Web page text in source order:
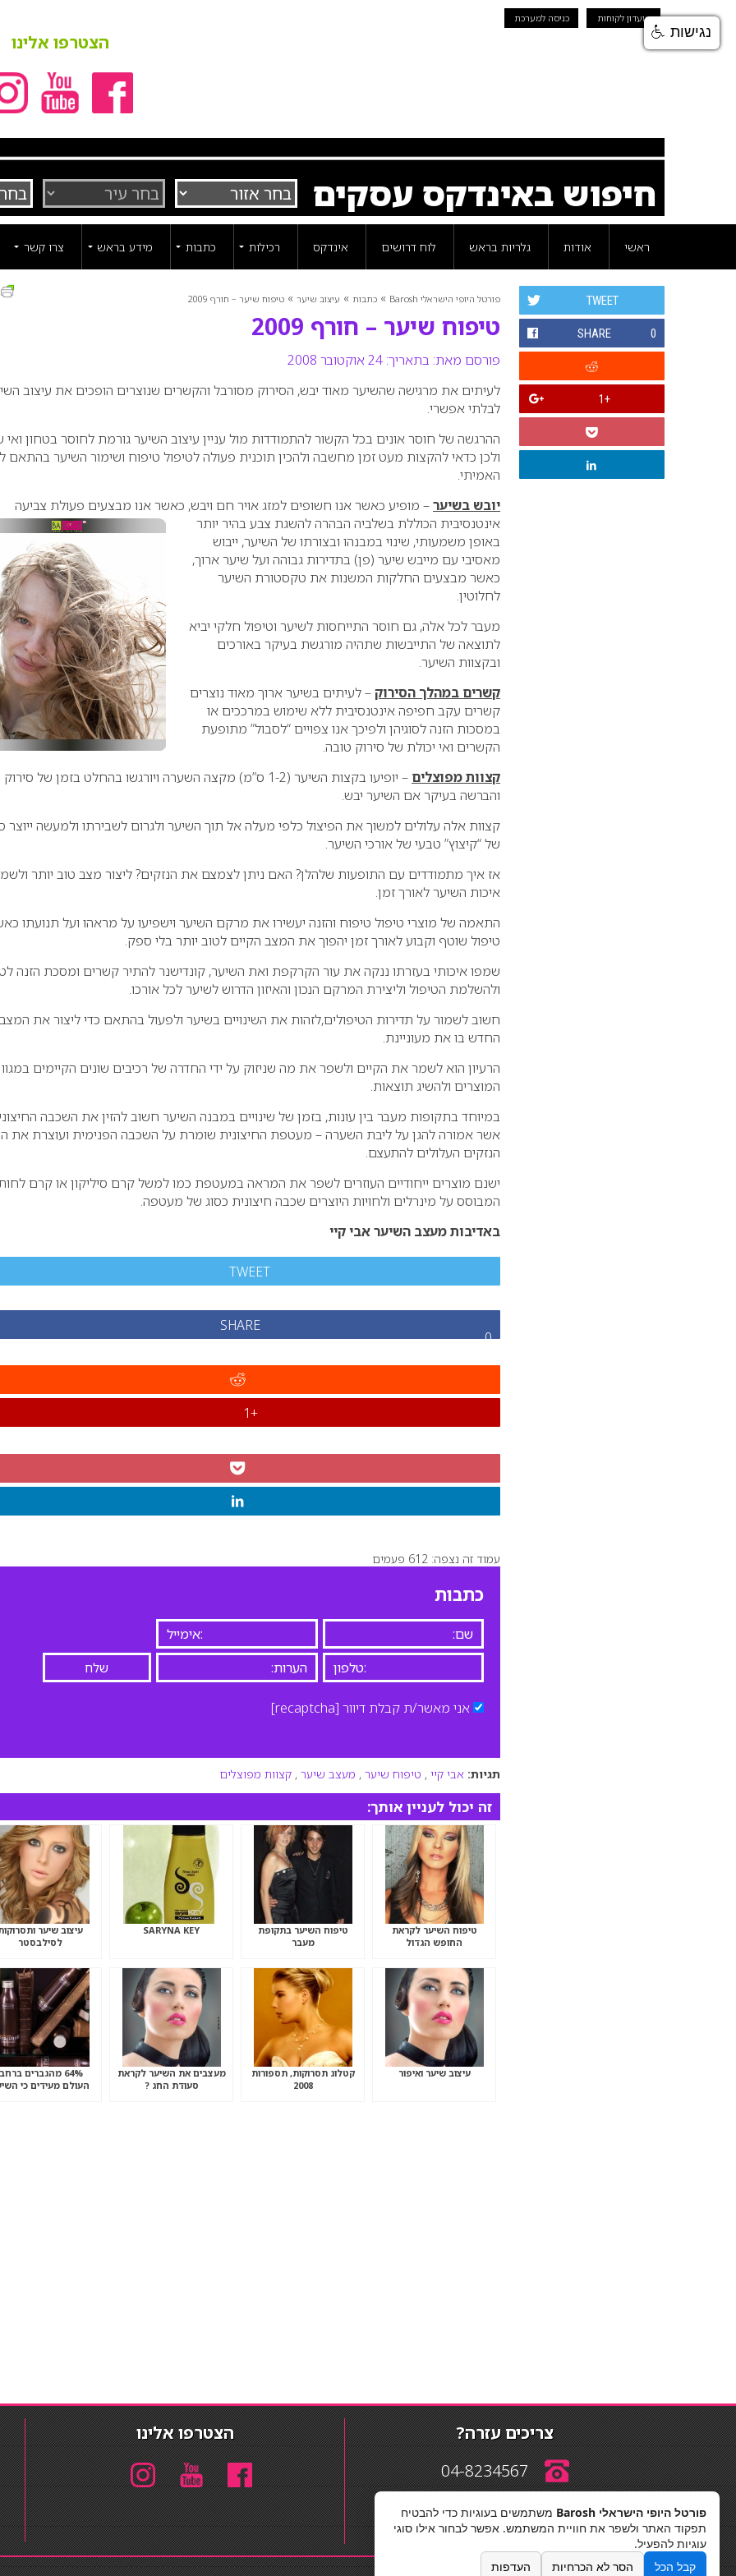
מועדון לקוחות כניסה למערכת
הצטרפו אלינו
חיפוש באינדקס עסקים
ראשי אודות גלריות בראש לוח דרושים אינדקס רכילות כתבות מידע בראש צרו קשר
פורטל היופי הישראלי Barosh » כתבות » עיצוב שיער » טיפוח שיער – חורף 2009
טיפוח שיער – חורף 2009
פורסם מאת: בתאריך: 24 אוקטובר 2008
TWEET
SHARE 0
+1
לעיתים את מרגישה שהשיער מאוד יבש, הסירוק מסורבל והקשרים שנוצרים הופכים את עיצוב
לבלתי אפשרי.
ההרגשה של חוסר אונים בכל הקשור להתמודדות מול עניין עיצוב השיער גורמת לחוסר בטחון
ולכן כדאי להקצות מעט זמן מחשבה ולהכין תוכנית פעולה לטיפול טיפוח ושימור השיער בהתאם
האמיתי.
יובש בשיער– מופיע כאשר אנו חשופים למזג אויר חם ויבש, כאשר אנו מבצעים פעולת צביעה
אינטנסיבית הכוללת בשלביה הבהרה להשגת צבע בהיר יותר
באופן משמעותי, שינוי במבנהו ובצורתו של השיער, ייבוש
מאסיבי עם מייבש שיער (פן) בתדירות גבוהה ועל שיער ארוך,
כאשר מבצעים החלקות המשנות את טקסטורת השיער
לחלוטין.
מעבר לכל אלה, גם חוסר התייחסות לשיער וטיפול חלקי יביא
לתוצאה של התייבשות שתהיה מורגשת בעיקר באורכים
ובקצוות השיער.
קשרים במהלך הסירוק– לעיתים בשיער ארוך מאוד נוצרים
קשרים עקב חפיפה אינטנסיבית ללא שימוש במרככים או
במסכות הזנה לסוגיהן ולפיכך אנו צפויים “לסבול” מתופעת
הקשרים ואי יכולת של סירוק טובה.
קצוות מפוצלים
– יופיעו בקצות השיער (1-2 ס”מ) מקצה השערה ויורגשו בהחלט בזמן של סירוק
והברשה בעיקר אם השיער יבש.
קצוות אלה עלולים למשוך את הפיצול כלפי מעלה אל תוך השיער ולגרום לשבירתו ולמעשה ייוצר
של “קיצוץ” טבעי של אורכי השיער.
אז איך מתמודדים עם התופעות שלהלן? האם ניתן לצמצם את הנזקים? ליצור מצב טוב יותר
איכות השיער לאורך זמן.
התאמה של מוצרי טיפול טיפוח והזנה יעשירו את מרקם השיער וישפיעו על מראהו ועל תנועתו
טיפול שוטף וקבוע לאורך זמן יהפוך את המצב הקיים לטוב יותר בלי ספק.
שמפו איכותי בעזרתו ננקה את עור הקרקפת ואת השיער, קונדישנר להתיר קשרים ומסכת הזנה
ולהשלמת הטיפול וליצירת המרקם הנכון והאיזון הדרוש לשיער לכל אורכו.
חשוב לשמור על תדירות הטיפולים,לזהות את השינויים בשיער ולפעול בהתאם כדי ליצור את המצב
החדש בו את מעוניינת.
הרעיון הוא לשמר את הקיים ולשפר את מה שניזוק על ידי החדרה של רכיבים שונים הקיימים
המוצרים ולהשיג תוצאות.
במיוחד בתקופות מעבר בין עונות, בזמן של שינויים במבנה השיער חשוב להזין את השכבה
אשר אמורה להגן על ליבת השערה – מעטפת החיצונית שומרת על השכבה הפנימית ועוצרת את
הנזקים העלולים להתעצם.
ישנם מוצרים ייחודיים העוזרים לשפר את המראה במעטפת כמו למשל קרם סיליקון או קרם
המבוסס על מינרלים ולחויות היוצרים שכבה חיצונית כסוג של מעטפה.
באדיבות מעצב השיער אבי קיי
TWEET
SHARE
0
+1
עמוד זה נצפה: 612 פעמים
כתבות
אני מאשר/ת קבלת דיוור [recaptcha]
תגיות: אבי קיי , טיפוח שיער , מעצב שיער , קצוות מפוצלים
זה יכול לעניין אותך:
טיפוח השיער לקראת
החופש הגדול
טיפוח השיער בתקופת
מעבר
SARYNA KEY
עיצוב שיער
לסילבסטר
עיצוב שיער ואיפור
קטלוג תסרוקות, תספורות
2008
מעצבים את השיער לקראת
סעודת החג ?
64% מהגברים
העולם מעידים כי
צריכים עזרה?
04-8234567
info@barosh.co.il
הצטרפו אלינו
פורטל היופי הישראלי Barosh
משתמשים בעוגיות כדי להבטיח
תפקוד האתר ולשפר את חוויית המשתמש. אפשר לבחור אילו סוגי
עוגיות להפעיל.
קבל הכל
הסר לא הכרחיות העדפות
נגישות